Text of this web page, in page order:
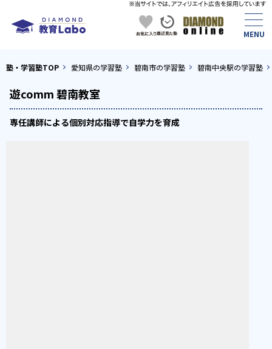
塾・学習塾TOP 愛知県の学習塾 碧南市の学習塾 碧南中央駅の学習塾
遊comm 碧南教室
専任講師による個別対応指導で自学力を育成